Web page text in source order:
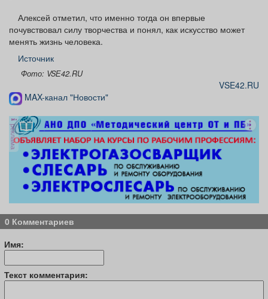
Алексей отметил, что именно тогда он впервые
почувствовал силу творчества и понял, как искусство может
менять жизнь человека.
Источник
Фото: VSЕ42.RU
VSE42.RU
MAX-канал "Новости"
реклама
0 Комментариев
Имя:
Текст комментария: